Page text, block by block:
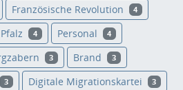
Französische Revolution 4
4 Personal 4
3 Brand 3
3 Digitale Migrationskartei 3